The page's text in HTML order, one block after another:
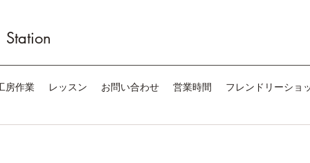
房作業 レッスン お問い合わせ 営業時間 フレンドリーショ